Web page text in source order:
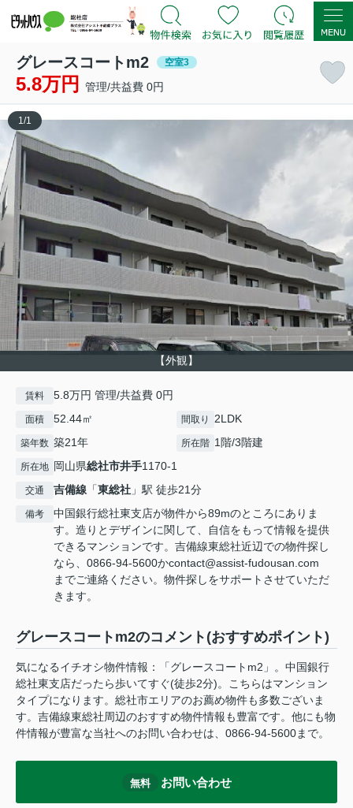
グレースコートm2 空室3
5.8万円 管理/共益費 0円
【外観】
1 /1
賃料 5.8万円 管理/共益費 0円
面積 52.44㎡ 間取り 2LDK
築年数 築21年 所在階 1階/3階建
所在地 岡山県総社市井手1170-1
交通 吉備線 「東総社 」駅 徒歩21分
備考
中国銀行総社東支店が物件から89mのところにありま
す。造りとデザインに関して、自信をもって情報を提供
できるマンションです。吉備線東総社近辺での物件探し
なら、0866-94-5600かcontact@assist-fudousan.com
までご連絡ください。物件探しをサポートさせていただ
きます。
グレースコートm2のコメント(おすすめポイント)
気になるイチオシ物件情報：「グレースコートm2」。中国銀行
総社東支店だったら歩いてすぐ(徒歩2分)。こちらはマンション
タイプになります。総社市エリアのお薦め物件も多数ございま
す。吉備線東総社周辺のおすすめ物件情報も豊富です。他にも物
件情報が豊富な当社へのお問い合わせは、0866-94-5600まで。
無料 お問い合わせ